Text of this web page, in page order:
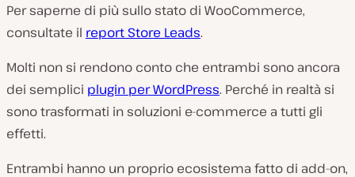
Per saperne di più sullo stato di WooCommerce,
consultate il report Store Leads.
Molti non si rendono conto che entrambi sono ancora
dei semplici plugin per WordPress. Perché in realtà si
sono trasformati in soluzioni e-commerce a tutti gli
effetti.
Entrambi hanno un proprio ecosistema fatto di add-on,